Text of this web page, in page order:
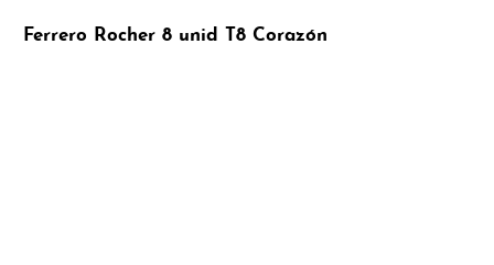
Ferrero Rocher 8 unid T8 Corazón